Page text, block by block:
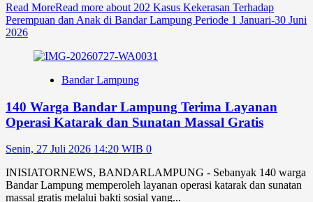
Read MoreRead more about 202 Kasus Kekerasan Terhadap
Perempuan dan Anak di Bandar Lampung Periode 1 Januari-30 Juni
2026
Bandar Lampung
140 Warga Bandar Lampung Terima Layanan
Operasi Katarak dan Sunatan Massal Gratis
Senin, 27 Juli 2026 14:20 WIB 0
INISIATORNEWS, BANDARLAMPUNG - Sebanyak 140 warga
Bandar Lampung memperoleh layanan operasi katarak dan sunatan
massal gratis melalui bakti sosial yang...